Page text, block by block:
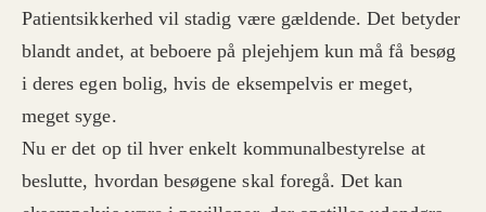
Patientsikkerhed vil stadig være gældende. Det betyder
blandt andet, at beboere på plejehjem kun må få besøg
i deres egen bolig, hvis de eksempelvis er meget,
meget syge.
Nu er det op til hver enkelt kommunalbestyrelse at
beslutte, hvordan besøgene skal foregå. Det kan